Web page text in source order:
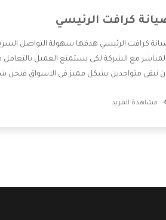
كرافت الرئيسي
كرافت الرئيسي هدفها سهولة التواصل
مع الشركة لكى يستمتع العميل بالتعامل
نبقى متواجدين بشكل مميز فى الاسواق فنحن
التى تنفرد الشركة بها والتى تكون منها خدمة
مشاهدة المزيد